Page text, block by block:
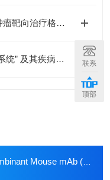
DXD作为ADC有效载荷：如何革新肿瘤靶向治疗格局？
泛素化：解码细胞调控的 “分子标签系统” 及其疾病关联新视野
Mouse mAb (SDT-R702)
联系
顶部